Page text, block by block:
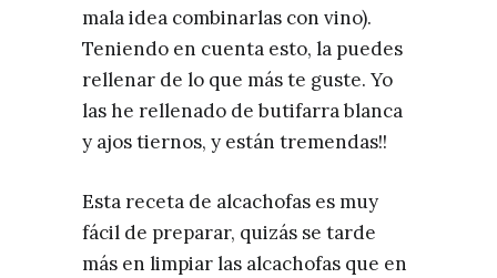
mala idea combinarlas con vino).
Teniendo en cuenta esto, la puedes
rellenar de lo que más te guste. Yo
las he rellenado de butifarra blanca
y ajos tiernos, y están tremendas!!
Esta receta de alcachofas es muy
fácil de preparar, quizás se tarde
más en limpiar las alcachofas que en